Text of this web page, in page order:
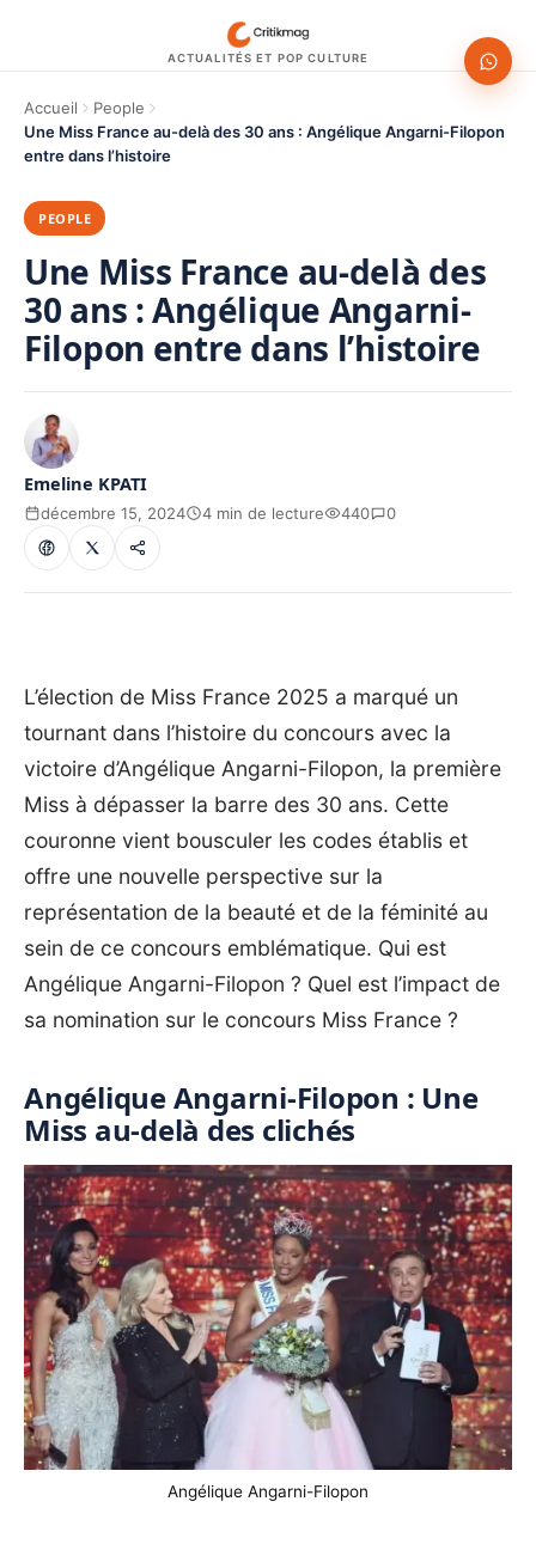
ACTUALITÉS ET POP CULTURE
Accueil
People
Une Miss France au-delà des 30 ans : Angélique Angarni-Filopon
entre dans l’histoire
PEOPLE
Une Miss France au-delà des
30 ans : Angélique Angarni-
Filopon entre dans l’histoire
Emeline KPATI
décembre 15, 2024 4 min de lecture 440 0
L’élection de Miss France 2025 a marqué un
tournant dans l’histoire du concours avec la
victoire d’Angélique Angarni-Filopon, la première
Miss à dépasser la barre des 30 ans. Cette
couronne vient bousculer les codes établis et
offre une nouvelle perspective sur la
représentation de la beauté et de la féminité au
sein de ce concours emblématique. Qui est
Angélique Angarni-Filopon ? Quel est l’impact de
sa nomination sur le concours Miss France ?
Angélique Angarni-Filopon : Une
Miss au-delà des clichés
Angélique Angarni-Filopon